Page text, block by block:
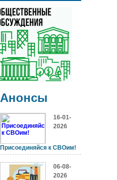
Анонсы
16-01-
2026
Присоединяйся к СВОим!
06-08-
2026